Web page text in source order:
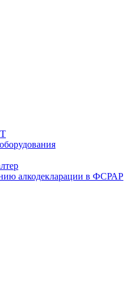
алкодекларации в ФСРАР